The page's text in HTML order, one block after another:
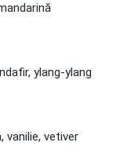
ylang-ylang
vanilie, vetiver